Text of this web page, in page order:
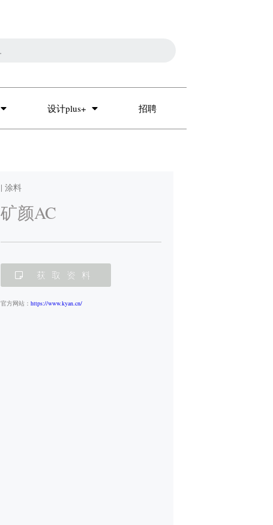
设计plus+ 招聘
| 涂料
矿颜AC
获取资料
官方网站： https://www.kyan.cn/